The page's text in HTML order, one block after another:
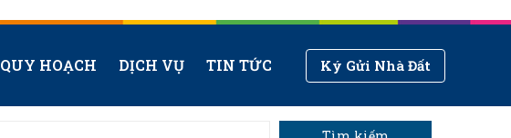
QUY HOẠCH DỊCH VỤ TIN TỨC Ký Gửi Nhà Đất